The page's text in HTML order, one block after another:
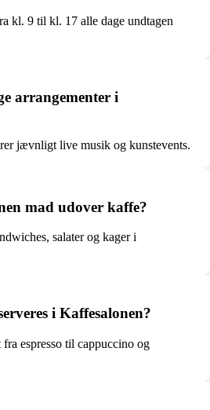
kl. 9 til kl. 17 alle dage undtagen
arrangementer i
jævnligt live musik og kunstevents.
mad udover kaffe?
salater og kager i
i Kaffesalonen?
espresso til cappuccino og